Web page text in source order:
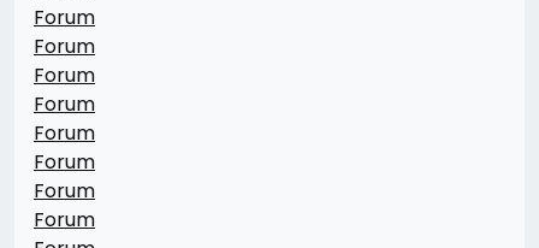
Forum
Forum
Forum
Forum
Forum
Forum
Forum
Forum